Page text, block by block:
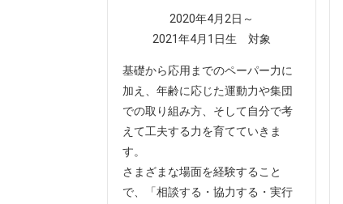
2020年4月2日～
2021年4月1日生 対象
基礎から応用までのペーパー力に
加え、年齢に応じた運動力や集団
での取り組み方、そして自分で考
えて工夫する力を育てていきま
す。
さまざまな場面を経験すること
で、「相談する・協力する・実行